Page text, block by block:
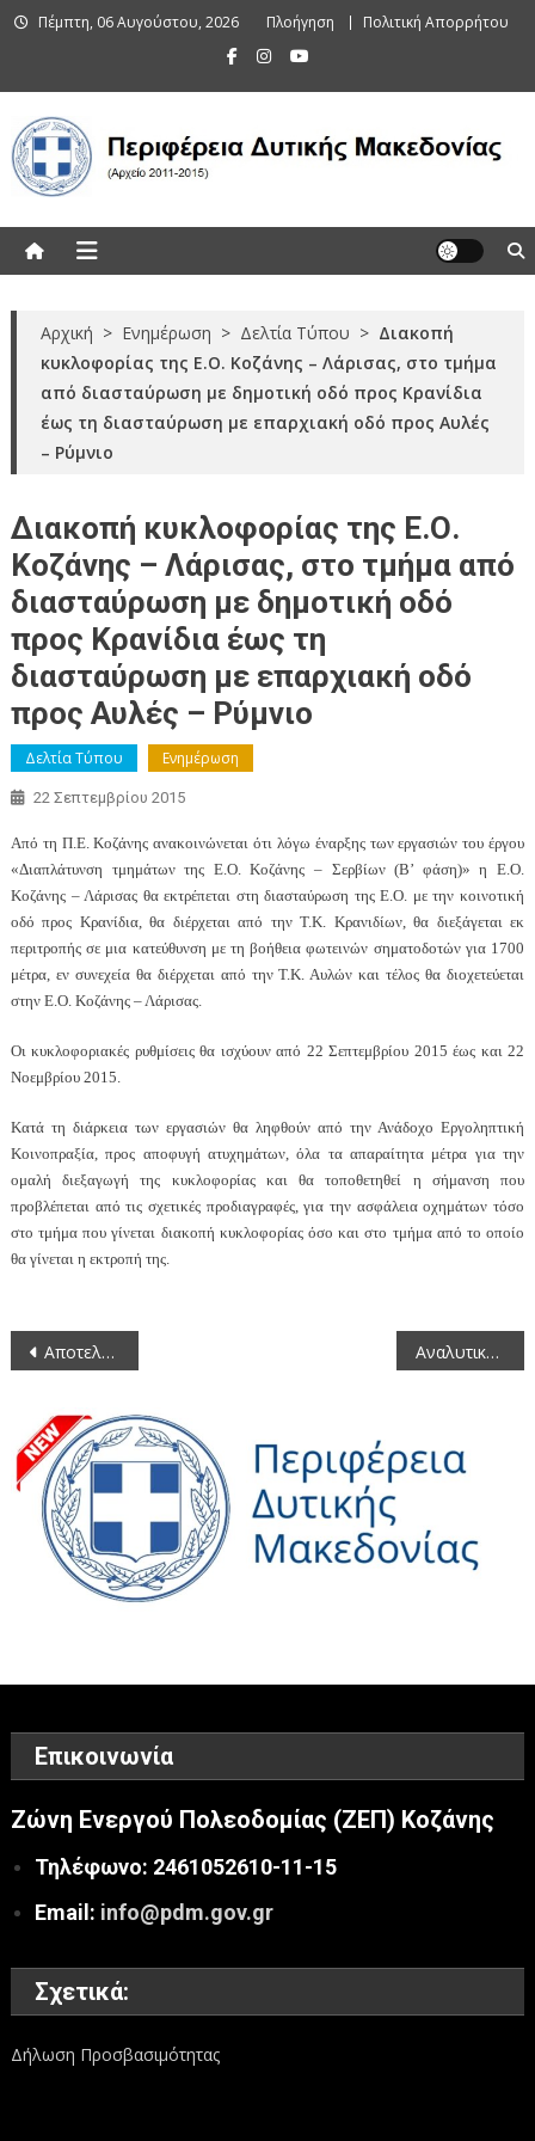
Skip Πέμπτη, 06 Αυγούστου, 2026 Πλοήγηση Πολιτική Απορρήτου
Αρχική > Ενημέρωση > Δελτία Τύπου > Διακοπή
κυκλοφορίας της Ε.Ο. Κοζάνης – Λάρισας, στο τμήμα
από διασταύρωση με δημοτική οδό προς Κρανίδια
έως τη διασταύρωση με επαρχιακή οδό προς Αυλές
– Ρύμνιο
Διακοπή κυκλοφορίας της Ε.Ο.
Κοζάνης – Λάρισας, στο τμήμα από
διασταύρωση με δημοτική οδό
προς Κρανίδια έως τη
διασταύρωση με επαρχιακή οδό
προς Αυλές – Ρύμνιο
Δελτία Τύπου Ενημέρωση
22 Σεπτεμβρίου 2015
Από τη Π.Ε. Κοζάνης ανακοινώνεται ότι λόγω έναρξης των εργασιών του έργου
«Διαπλάτυνση τμημάτων της Ε.Ο. Κοζάνης – Σερβίων (Β’ φάση)» η Ε.Ο.
Κοζάνης – Λάρισας θα εκτρέπεται στη διασταύρωση της Ε.Ο. με την κοινοτική
οδό προς Κρανίδια, θα διέρχεται από την Τ.Κ. Κρανιδίων, θα διεξάγεται εκ
περιτροπής σε μια κατεύθυνση με τη βοήθεια φωτεινών σηματοδοτών για 1700
μέτρα, εν συνεχεία θα διέρχεται από την Τ.Κ. Αυλών και τέλος θα διοχετεύεται
στην Ε.Ο. Κοζάνης – Λάρισας.
Οι κυκλοφοριακές ρυθμίσεις θα ισχύουν από 22 Σεπτεμβρίου 2015 έως και 22
Νοεμβρίου 2015.
Κατά τη διάρκεια των εργασιών θα ληφθούν από την Ανάδοχο Εργοληπτική
Κοινοπραξία, προς αποφυγή ατυχημάτων, όλα τα απαραίτητα μέτρα για την
ομαλή διεξαγωγή της κυκλοφορίας και θα τοποθετηθεί η σήμανση που
προβλέπεται από τις σχετικές προδιαγραφές, για την ασφάλεια οχημάτων τόσο
στο τμήμα που γίνεται διακοπή κυκλοφορίας όσο και στο τμήμα από το οποίο
θα γίνεται η εκτροπή της.
Πλοήγηση
Αποτελέσματα Βουλευτικών Εκλογών 20ης Σεπτεμβρίου 2015 Περιφέρειας Δυτικής Μακεδονίας Αναλυτική Κατάσταση Πληρωμής και Κατάσταση Απορριπτόμενων των Δικαιούχων της Δράσης 2.3 (Β) «Σύστημα Ολοκληρωμένης Διαχείρισης στην παραγωγή σακχαρότευτλων έτους 2012»
Επικοινωνία
Ζώνη Ενεργού Πολεοδομίας (ΖΕΠ) Κοζάνης
Τηλέφωνο: 2461052610-11-15
Email: info@pdm.gov.gr
Σχετικά:
Δήλωση Προσβασιμότητας